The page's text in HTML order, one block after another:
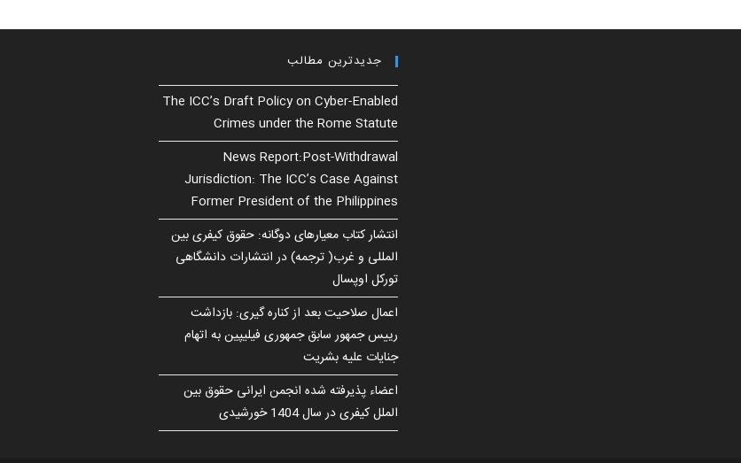
جدیدترین مطالب
The ICC’s Draft Policy on Cyber-Enabled
Crimes under the Rome Statute
News Report:Post-Withdrawal
Jurisdiction: The ICC’s Case Against
Former President of the Philippines
انتشار کتاب معیارهای دوگانه: حقوق کیفری بین
المللی و غرب( ترجمه) در انتشارات دانشگاهی
تورکل اوپسال
اعمال صلاحیت بعد از کناره گیری: بازداشت
رییس جمهور سابق جمهوری فیلیپین به اتهام
جنایات علیه بشریت
اعضاء پذیرفته شده انجمن ایرانی حقوق بین
الملل کیفری در سال 1404 خورشیدی